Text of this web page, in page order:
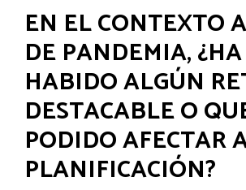
EN EL CONTEXTO
DE PANDEMIA, ¿HA
HABIDO ALGÚN
DESTACABLE O
PODIDO AFECTAR
PLANIFICACIÓN?